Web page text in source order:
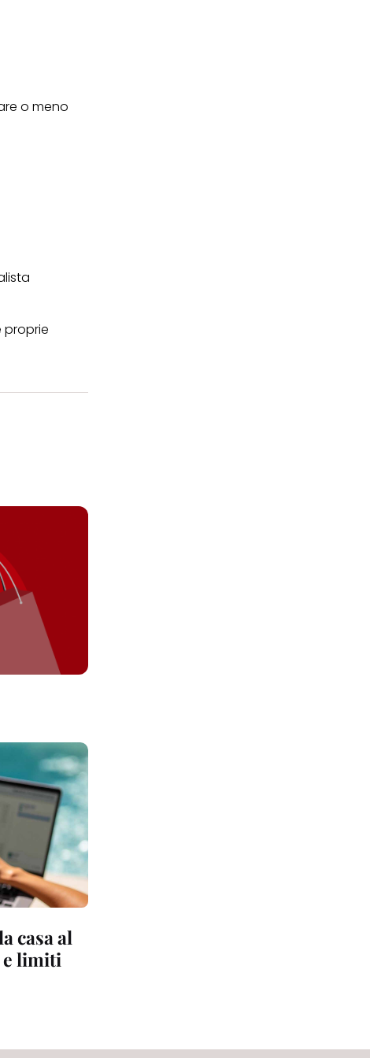
o meno
proprie
casa al
limiti